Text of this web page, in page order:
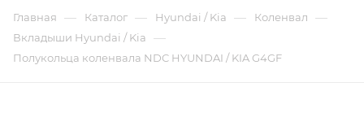
Главная — Каталог — Hyundai / Kia — Коленвал —
Вкладыши Hyundai / Kia —
Полукольца коленвала NDC HYUNDAI / KIA G4GF